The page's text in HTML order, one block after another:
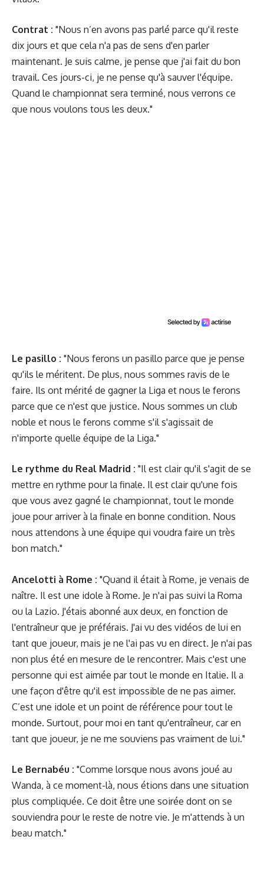
Contrat : "Nous n’en avons pas parlé parce qu'il reste
dix jours et que cela n'a pas de sens d'en parler
maintenant. Je suis calme, je pense que j'ai fait du bon
travail. Ces jours-ci, je ne pense qu'à sauver l'équipe.
Quand le championnat sera terminé, nous verrons ce
que nous voulons tous les deux."
Le pasillo : "Nous ferons un pasillo parce que je pense
qu'ils le méritent. De plus, nous sommes ravis de le
faire. Ils ont mérité de gagner la Liga et nous le ferons
parce que ce n'est que justice. Nous sommes un club
noble et nous le ferons comme s'il s'agissait de
n'importe quelle équipe de la Liga."
Le rythme du Real Madrid : "Il est clair qu'il s'agit de se
mettre en rythme pour la finale. Il est clair qu'une fois
que vous avez gagné le championnat, tout le monde
joue pour arriver à la finale en bonne condition. Nous
nous attendons à une équipe qui voudra faire un très
bon match."
Ancelotti à Rome : "Quand il était à Rome, je venais de
naître. Il est une idole à Rome. Je n'ai pas suivi la Roma
ou la Lazio. J'étais abonné aux deux, en fonction de
l'entraîneur que je préférais. J'ai vu des vidéos de lui en
tant que joueur, mais je ne l'ai pas vu en direct. Je n'ai pas
non plus été en mesure de le rencontrer. Mais c'est une
personne qui est aimée par tout le monde en Italie. Il a
une façon d'être qu'il est impossible de ne pas aimer.
C’est une idole et un point de référence pour tout le
monde. Surtout, pour moi en tant qu'entraîneur, car en
tant que joueur, je ne me souviens pas vraiment de lui."
Le Bernabéu : "Comme lorsque nous avons joué au
Wanda, à ce moment-là, nous étions dans une situation
plus compliquée. Ce doit être une soirée dont on se
souviendra pour le reste de notre vie. Je m'attends à un
beau match."